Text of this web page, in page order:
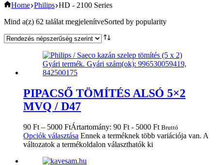
Home Philips HD - 2100 Series
Mind a(z) 62 találat megjelenítveSorted by popularity
PIPACSŐ TÖMÍTÉS ALSÓ 5×2
MVQ / D47
90 Ft – 5000 FtÁrtartomány: 90 Ft - 5000 Ft Bruttó
Opciók választása Ennek a terméknek több variációja van. A
változatok a termékoldalon választhatók ki